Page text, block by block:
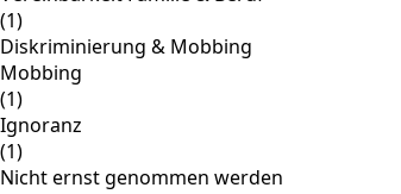
(1)
Diskriminierung & Mobbing
Mobbing
(1)
Ignoranz
(1)
Nicht ernst genommen werden